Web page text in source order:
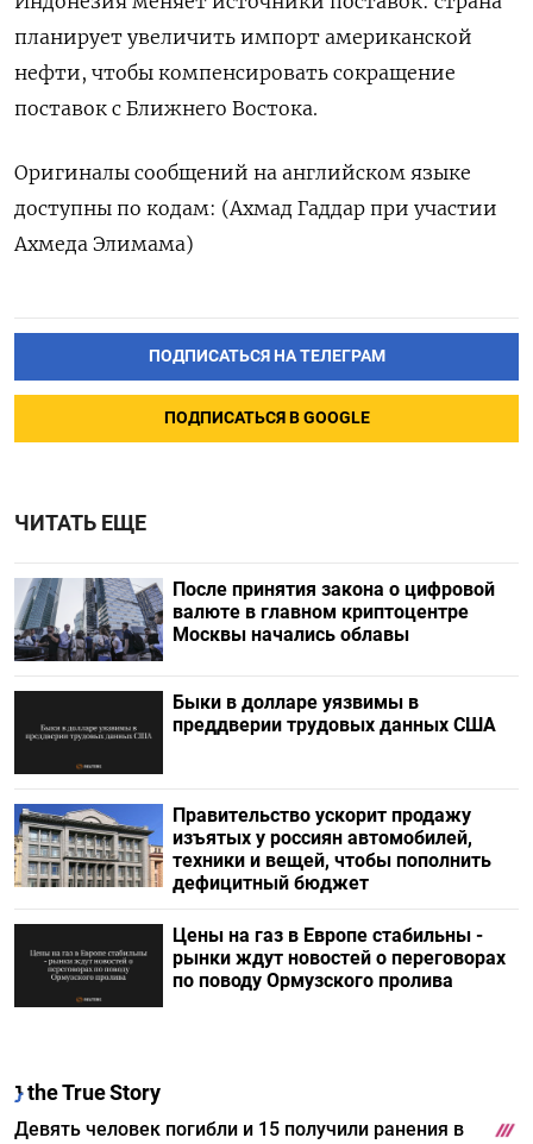
планирует увеличить импорт ​американской
нефти, чтобы компенсировать сокращение
поставок с Ближнего Востока.
Оригиналы сообщений на английском ‌языке
доступны по кодам: (Ахмад Гаддар при участии
Ахмеда Элимама)
ПОДПИСАТЬСЯ НА ТЕЛЕГРАМ
ПОДПИСАТЬСЯ В GOOGLE
ЧИТАТЬ ЕЩЕ
После принятия закона о цифровой
валюте в главном криптоцентре
Москвы начались облавы
Быки в долларе уязвимы в
преддверии трудовых данных США
Правительство ускорит продажу
изъятых у россиян автомобилей,
техники и вещей, чтобы пополнить
дефицитный бюджет
Цены на газ в Европе стабильны -
рынки ждут новостей о переговорах
по поводу Ормузского пролива